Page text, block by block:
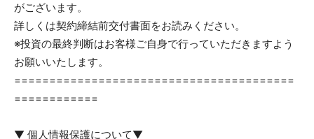
がございます。
詳しくは契約締結前交付書面をお読みください。
※投資の最終判断はお客様ご自身で行っていただきますよう
お願いいたします。
========================================
============
▼ 個人情報保護について▼